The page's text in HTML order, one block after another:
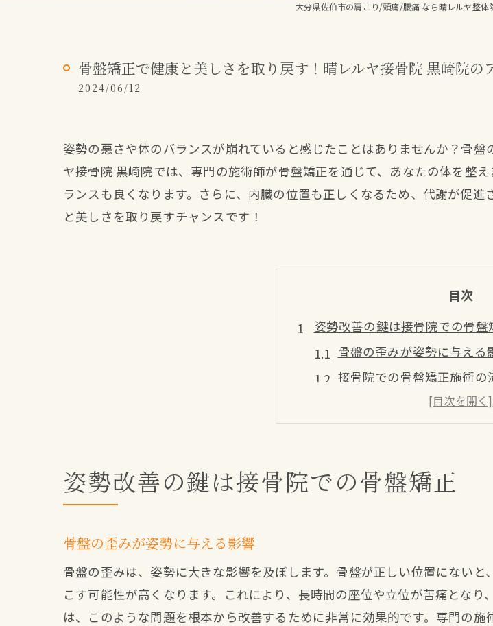
大分県佐伯市の肩こり/頭痛/腰痛 なら晴レルヤ整体
骨盤矯正で健康と美しさを取り戻す！晴レルヤ接骨院 黒崎院の
2024/06/12
姿勢の悪さや体のバランスが崩れていると感じたことはありませんか？骨
ヤ接骨院 黒崎院では、専門の施術師が骨盤矯正を通じて、あなたの体を整
ランスも良くなります。さらに、内臓の位置も正しくなるため、代謝が促
と美しさを取り戻すチャンスです！
目次
姿勢改善の鍵は接骨院での骨盤
骨盤の歪みが姿勢に与える
接骨院での骨盤矯正施術の
姿勢改善に向けた接骨院の
日常生活における姿勢改善
接骨院での骨盤矯正事例紹介
健康と美しさを両立する骨
骨盤矯正後のエクササイズ
姿勢改善の鍵は接骨院での骨盤矯正
骨盤の歪みが姿勢に与える影響
骨盤の歪みは、姿勢に大きな影響を及ぼします。骨盤が正しい位置にない
こす可能性が高くなります。これにより、長時間の座位や立位が苦痛とな
は、このような問題を根本から改善するために非常に効果的です。専門の